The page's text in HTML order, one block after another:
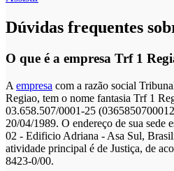
Dúvidas frequentes
O que é a empresa Trf 1
A empresa com a razão social
Regiao, tem o nome fantasia Trf 1
03.658.507/0001-25
20/04/1989. O endereço de sua sede
02 - Edificio Adriana - Asa Sul,
atividade principal é de Justiça, de
8423-0/00.